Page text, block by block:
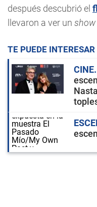
después descubrió el
llevaron a ver un show
TE PUEDE INTERESAR
CINE